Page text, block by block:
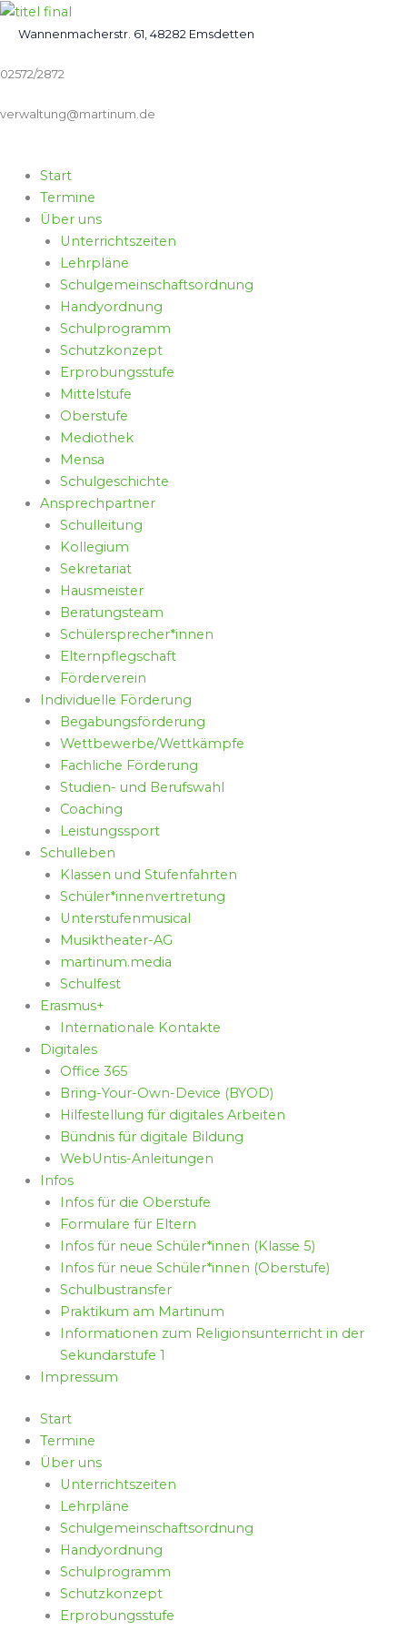
Zum
InhaltWannenmacherstr. 61, 48282 Emsdetten
02572/2872
verwaltung@martinum.de
Start
Termine
Über uns
Unterrichtszeiten
Lehrpläne
Schulgemeinschaftsordnung
Handyordnung
Schulprogramm
Schutzkonzept
Erprobungsstufe
Mittelstufe
Oberstufe
Mediothek
Mensa
Schulgeschichte
Ansprechpartner
Schulleitung
Kollegium
Sekretariat
Hausmeister
Beratungsteam
Schülersprecher*innen
Elternpflegschaft
Förderverein
Individuelle Förderung
Begabungsförderung
Wettbewerbe/Wettkämpfe
Fachliche Förderung
Studien- und Berufswahl
Coaching
Leistungssport
Schulleben
Klassen und Stufenfahrten
Schüler*innenvertretung
Unterstufenmusical
Musiktheater-AG
martinum.media
Schulfest
Erasmus+
Internationale Kontakte
Digitales
Office 365
Bring-Your-Own-Device (BYOD)
Hilfestellung für digitales Arbeiten
Bündnis für digitale Bildung
WebUntis-Anleitungen
Infos
Infos für die Oberstufe
Formulare für Eltern
Infos für neue Schüler*innen (Klasse 5)
Infos für neue Schüler*innen (Oberstufe)
Schulbustransfer
Praktikum am Martinum
Informationen zum Religionsunterricht in der
Sekundarstufe 1
Impressum
Start
Termine
Über uns
Unterrichtszeiten
Lehrpläne
Schulgemeinschaftsordnung
Handyordnung
Schulprogramm
Schutzkonzept
Erprobungsstufe